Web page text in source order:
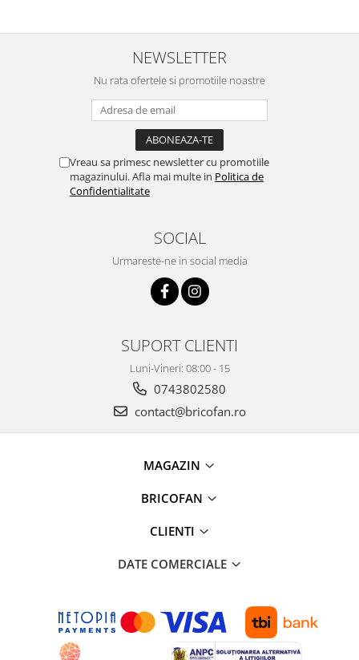
Butelii
Pirostrii si accesorii pentru gatit
Plite & aragaze
Iluminat & electrice
Prelungitoare & cabluri electrice
Coliere plastic
Lumina de crestere pentru plante
Proiectoare & lampi de lucru
Aparate de spalat cu presiune si
accesorii
Accesorii aparatele de spalat cu
Aparate de spalat cu presiune
Baterii electrice
Baterii lavoar
NEWSLETTER
Nu rata ofertele si promotiile noastre
Vreau sa primesc newsletter cu promotiile
magazinului. Afla mai multe in Politica de
Confidentialitate
SOCIAL
Urmareste-ne in social media
SUPORT CLIENTI
Luni-Vineri: 08:00 - 15
0743802580
contact@bricofan.ro
MAGAZIN
BRICOFAN
CLIENTI
DATE COMERCIALE